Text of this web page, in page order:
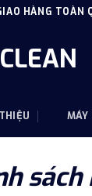
HÀNG TOÀN
MÁY